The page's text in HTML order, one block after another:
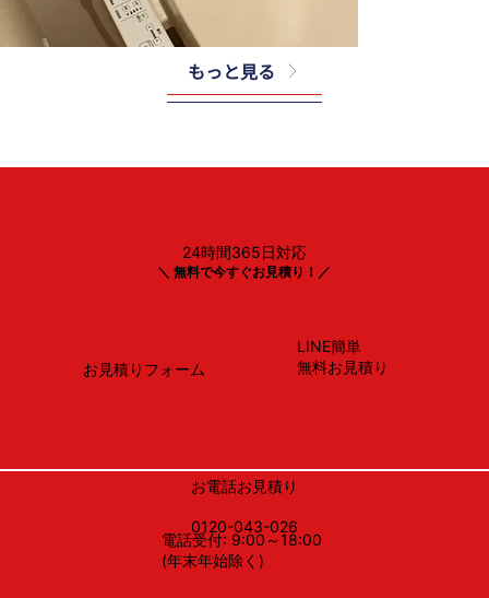
TOTO
もっと見る
LINE簡単
無料お見積り
0120-043-026
お電話お見積り
電話受付: 9:00～18:00
(年末年始除く)
お見積りフォーム
＼ 無料で今すぐお見積り！／
24時間365日対応